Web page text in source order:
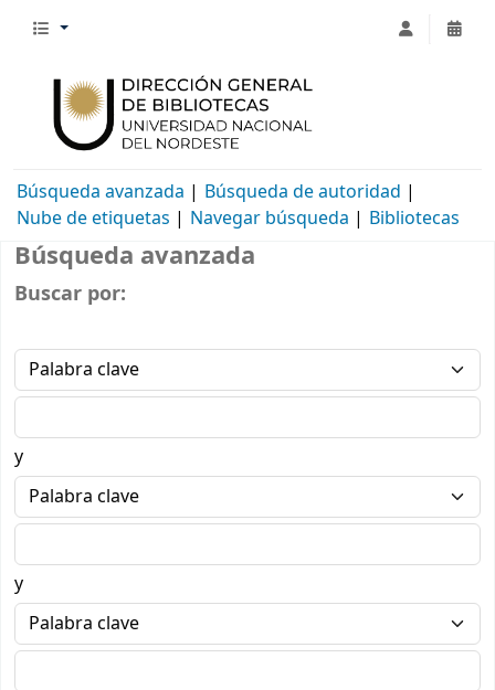
Búsqueda avanzada
Búsqueda de autoridad
Nube de etiquetas
Navegar búsqueda Bibliotecas
Búsqueda avanzada
Buscar por:
y
y